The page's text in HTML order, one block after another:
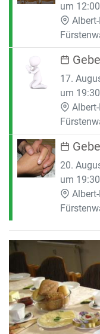
um 12:00
17.
um 19:30
20.
um 19:30